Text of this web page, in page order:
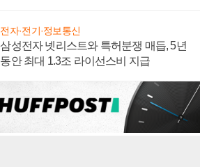
전자·전기·정보통신
삼성전자 넷리스트와 특허분쟁 매듭, 5년
동안 최대 1.3조 라이선스비 지급